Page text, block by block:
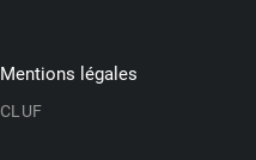
Mentions légales
CLUF